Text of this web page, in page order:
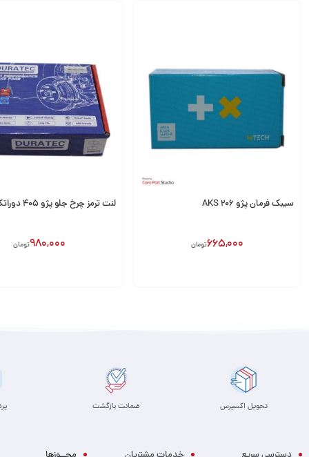
سیبک فرمان پژو 206 AKS
665,000تومان
لنت ترمز چرخ جلو پژو ۴۰۵ دوراتک
980,000تومان
تحویل اکسپرس ضمانت بازگشت